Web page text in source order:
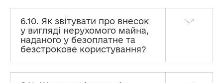
6.10. Як звітувати про внесок
у вигляді нерухомого майна,
наданого у безоплатне та
безстрокове користування?